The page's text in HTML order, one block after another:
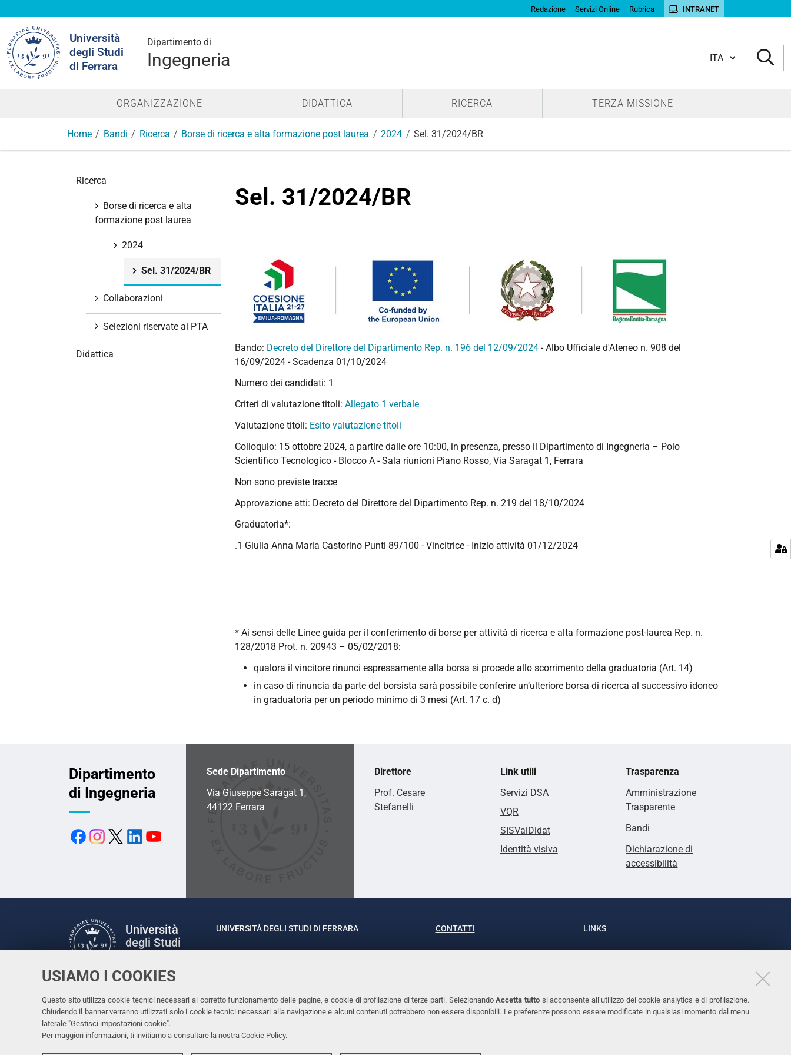
USIAMO I COOKIES
Questo sito utilizza cookie tecnici necessari al corretto funzionamento delle pagine, e cookie di profilazione di terze parti. SelezionandoAccetta tutto si acconsente all’utilizzo dei cookie analytics e di profilazione.
Chiudendo il banner verranno utilizzati solo i cookie tecnici necessari alla navigazione e alcuni contenuti potrebbero non essere disponibili. Le preferenze possono essere modificate in qualsiasi momento dal menu
laterale "Gestisci impostazioni cookie".
Per maggiori informazioni, ti invitiamo a consultare la nostra Cookie Policy.
Redazione Servizi Online Rubrica INTRANET
Università
degli Studi
di Ferrara
Dipartimento di
Ingegneria
nel
sito
Cambia lingua
ORGANIZZAZIONE DIDATTICA RICERCA TERZA MISSIONE
Home Bandi Ricerca Borse di ricerca e alta formazione post laurea 2024 Sel. 31/2024/BR
Sel. 31/2024/BR
Bando: Decreto del Direttore del Dipartimento Rep. n. 196 del 12/09/2024 - Albo Ufficiale d'Ateneo n. 908 del
16/09/2024 - Scadenza 01/10/2024
Numero dei candidati: 1
Criteri di valutazione titoli: Allegato 1 verbale
Valutazione titoli: Esito valutazione titoli
Colloquio: 15 ottobre 2024, a partire dalle ore 10:00, in presenza, presso il Dipartimento di Ingegneria – Polo
Scientifico Tecnologico - Blocco A - Sala riunioni Piano Rosso, Via Saragat 1, Ferrara
Non sono previste tracce
Approvazione atti: Decreto del Direttore del Dipartimento Rep. n. 219 del 18/10/2024
Graduatoria*:
.1 Giulia Anna Maria Castorino Punti 89/100 - Vincitrice - Inizio attività 01/12/2024
* Ai sensi delle Linee guida per il conferimento di borse per attività di ricerca e alta formazione post-laurea Rep. n.
128/2018 Prot. n. 20943 – 05/02/2018:
qualora il vincitore rinunci espressamente alla borsa si procede allo scorrimento della graduatoria (Art. 14)
in caso di rinuncia da parte del borsista sarà possibile conferire un’ulteriore borsa di ricerca al successivo idoneo
in graduatoria per un periodo minimo di 3 mesi (Art. 17 c. d)
Ricerca
Borse di ricerca e alta
formazione post laurea
2024
Sel. 31/2024/BR
Collaborazioni
Selezioni riservate al PTA
Didattica
Dipartimento
di Ingegneria
Sede Dipartimento
Via Giuseppe Saragat 1,
44122 Ferrara
Direttore
Prof. Cesare
Stefanelli
Link utili
Servizi DSA
VQR
SISValDidat
Identità visiva
Trasparenza
Amministrazione
Trasparente
Bandi
Dichiarazione di
accessibilità
Università
degli Studi
Facebook
LinkedinInstagram
Youtube
UNIVERSITÀ DEGLI STUDI DI FERRARA
Rettrice: Prof.ssa Laura Ramaciotti
CONTATTI
Tel. +39 0532 293111
LINKS
Accessibilità
Cookies